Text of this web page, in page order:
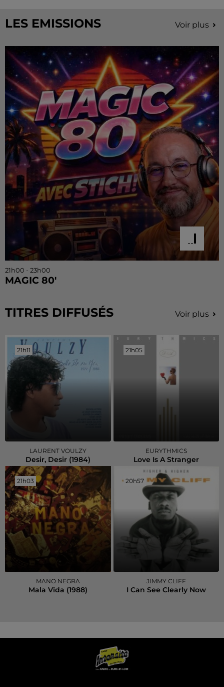
LES EMISSIONS Voir plus
21h00 - 23h00
MAGIC 80'
TITRES DIFFUSÉS Voir plus
21h11
21h11
LAURENT VOULZY
Desir, Desir (1984)
21h05
21h05
EURYTHMICS
Love Is A Stranger
21h03
21h03
MANO NEGRA
Mala Vida (1988)
20h57
20h57
JIMMY CLIFF
I Can See Clearly Now